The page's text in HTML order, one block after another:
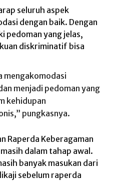
seluruh aspek
dengan baik. Dengan
pedoman yang jelas,
diskriminatif bisa
mengakomodasi
menjadi pedoman yang
kehidupan
pungkasnya.
Raperda Keberagaman
dalam tahap awal.
banyak masukan dari
sebelum raperda